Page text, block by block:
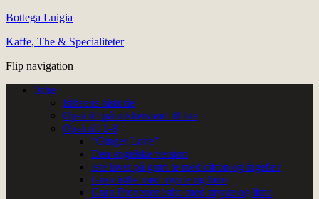
Bottega Luigia
Kaffe, The & Specialiteter
Flip navigation
Isthe
Istheens historie
Opskrift på sukkervand til Iste
Opskrift 1-8
“Ginger Love”
Den engelske version
Iste lavet på grøn te med citron og ingefær
Grøn isthe med mynte og lime
Grøn Provence isthe med mynte og lime